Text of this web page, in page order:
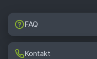
FAQ
Kontakt